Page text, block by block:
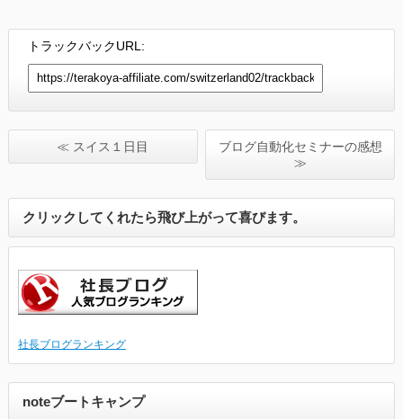
トラックバックURL:
≪ スイス１日目
ブログ自動化セミナーの感想
≫
クリックしてくれたら飛び上がって喜びます。
社長ブログランキング
noteブートキャンプ